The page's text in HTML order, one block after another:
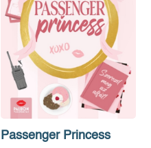
Passenger Princess